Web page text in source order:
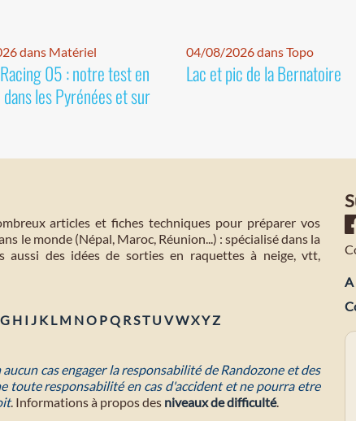
dans Matériel
05 : notre test en
dans les Pyrénées et sur
04/08/2026 dans Topo
Lac et pic de la Bernatoire
articles et fiches techniques pour préparer vos
le monde (Népal, Maroc, Réunion...) : spécialisé dans la
des idées de sorties en raquettes à neige, vtt,
G H I J K L M NO PQ R ST U VWXY Z
cas engager la responsabilité de Randozone et des
toute responsabilité en cas d'accident et ne pourra etre
. Informations à propos des niveaux de difficulté.